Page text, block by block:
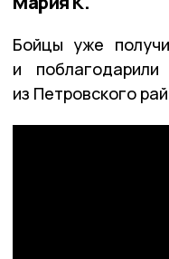
Бойцы уже
и
из Петровского